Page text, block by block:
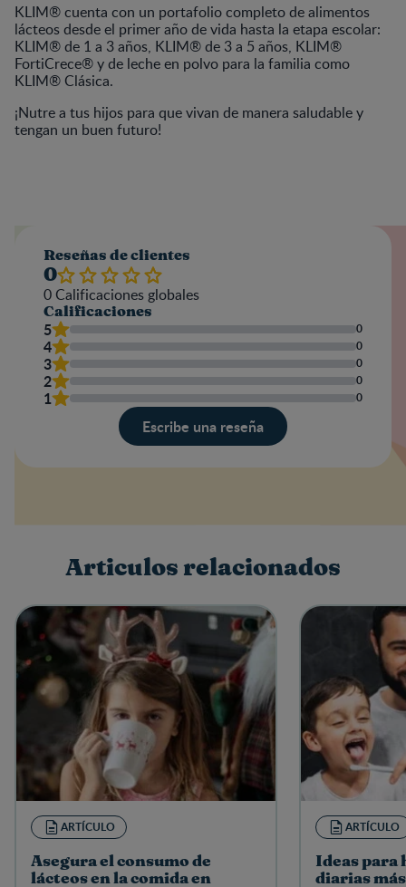
KLIM® cuenta con un portafolio completo de alimentos
lácteos desde el primer año de vida hasta la etapa escolar:
KLIM® de 1 a 3 años, KLIM® de 3 a 5 años, KLIM®
FortiCrece® y de leche en polvo para la familia como
KLIM® Clásica.
¡Nutre a tus hijos para que vivan de manera saludable y
tengan un buen futuro!
Reseñas de clientes
0
0 Calificaciones globales
Calificaciones
5 0
4 0
3 0
2 0
1 0
Escribe una reseña
Escribe una reseña
Articulos relacionados
ARTÍCULO
Asegura el consumo de
lácteos en la comida en
ARTÍCULO
Ideas para
diarias